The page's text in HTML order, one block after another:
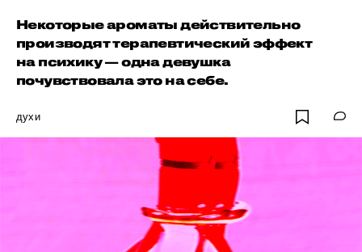
Некоторые ароматы действительно
производят терапевтический эффект
на психику — одна девушка
почувствовала это на себе.
духи